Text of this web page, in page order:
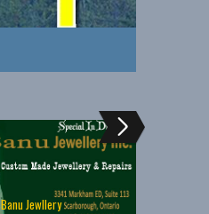
Banu Jewllery